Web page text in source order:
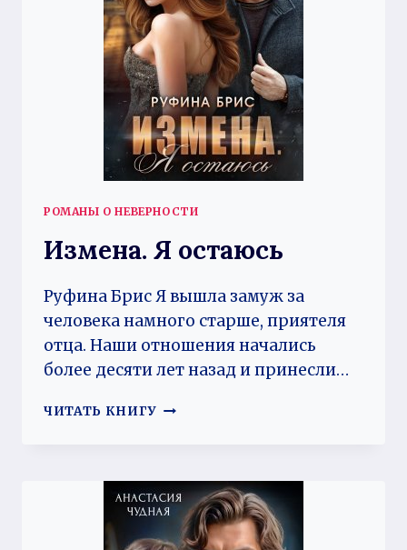
РОМАНЫ О НЕВЕРНОСТИ
Измена. Я остаюсь
Руфина Брис Я вышла замуж за
человека намного старше, приятеля
отца. Наши отношения начались
более десяти лет назад и принесли…
ЧИТАТЬ КНИГУ ИЗМЕНА.